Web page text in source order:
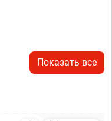
Показать все